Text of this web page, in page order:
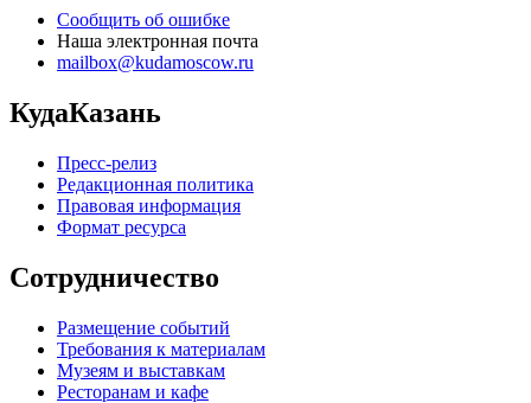
Сообщить об ошибке
Наша электронная почта
mailbox@kudamoscow.ru
КудаКазань
Пресс-релиз
Редакционная политика
Правовая информация
Формат ресурса
Сотрудничество
Размещение событий
Требования к материалам
Музеям и выставкам
Ресторанам и кафе